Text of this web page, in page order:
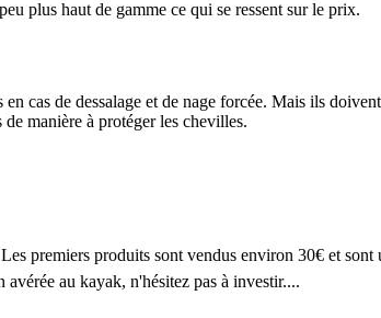
plus haut de gamme ce qui se ressent sur le prix.
cas de dessalage et de nage forcée. Mais ils
manière à protéger les chevilles.
premiers produits sont vendus environ 30€ et
au kayak, n'hésitez pas à investir....